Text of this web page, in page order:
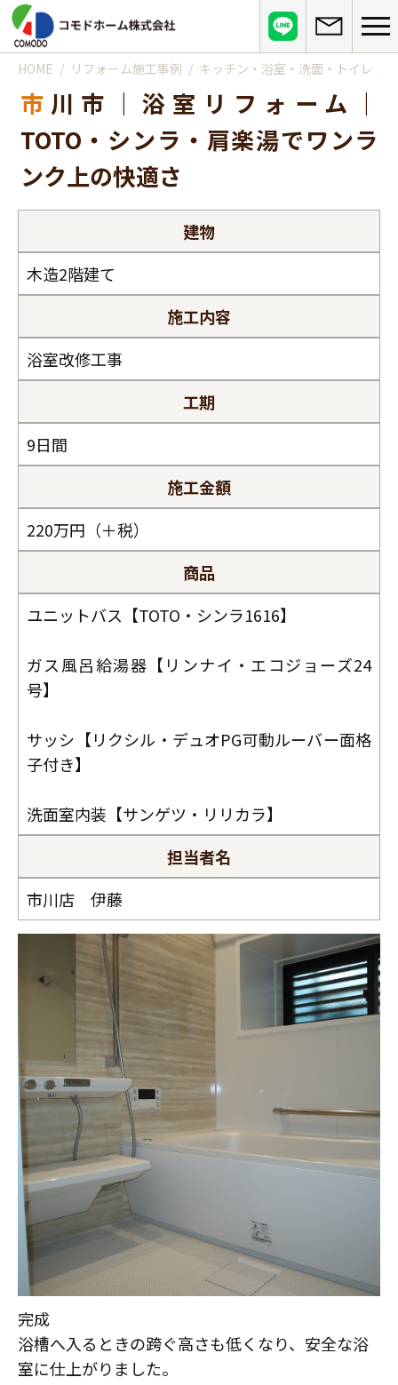
コモドホームについて
コモドホームの特長
リピート率70%超の理由
挑戦！地域No.1
コモドホームの実績
施工事例
実績マンションリスト
お役立ち情報
リフォームに役立つ情報
はじめてのリフォーム
リフォームに必要な知識
リフォームの流れ
よくある質問
介護保険適用の住宅改修について
インフォメーション
政府や行政への登録情報
店舗情報
職人募集
HOME リフォーム施工事例 キッチン・浴室・洗面・トイレ
市川市｜浴室リフォーム｜
TOTO・シンラ・肩楽湯でワンラ
ンク上の快適さ
建物
木造2階建て
施工内容
浴室改修工事
工期
9日間
施工金額
220万円（＋税）
商品
ユニットバス【TOTO・シンラ1616】
ガス風呂給湯器【リンナイ・エコジョーズ24
号】
サッシ【リクシル・デュオPG可動ルーバー面格
子付き】
洗面室内装【サンゲツ・リリカラ】
担当者名
市川店 伊藤
完成
浴槽へ入るときの跨ぐ高さも低くなり、安全な浴
室に仕上がりました。